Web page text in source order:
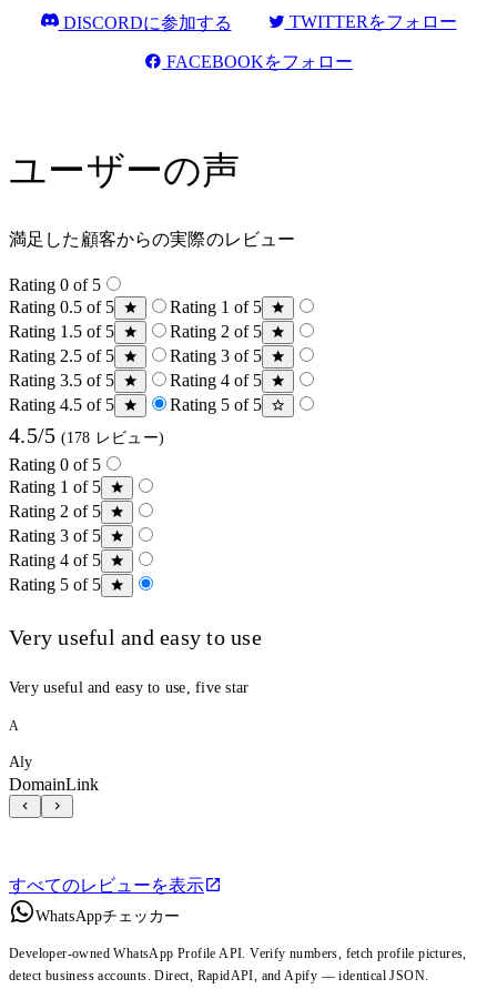
DISCORDに参加する TWITTERをフォロー
FACEBOOKをフォロー
ユーザーの声
満足した顧客からの実際のレビュー
Rating 0 of 5
Rating 0.5 of 5
Rating 1 of 5
Rating 1.5 of 5
Rating 2 of 5
Rating 2.5 of 5
Rating 3 of 5
Rating 3.5 of 5
Rating 4 of 5
Rating 4.5 of 5
Rating 5 of 5
4.5/5 (178 レビュー)
Rating 0 of 5
Rating 1 of 5
Rating 2 of 5
Rating 3 of 5
Rating 4 of 5
Rating 5 of 5
Very useful and easy to use
Very useful and easy to use, five star
A
Aly
DomainLink
すべてのレビューを表示
WhatsAppチェッカー
Developer-owned WhatsApp Profile API. Verify numbers, fetch profile pictures,
detect business accounts. Direct, RapidAPI, and Apify — identical JSON.